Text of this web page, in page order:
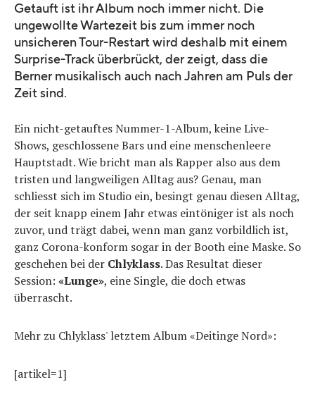
Getauft ist ihr Album noch immer nicht. Die
ungewollte Wartezeit bis zum immer noch
unsicheren Tour-Restart wird deshalb mit einem
Surprise-Track überbrückt, der zeigt, dass die
Berner musikalisch auch nach Jahren am Puls der
Zeit sind.
Ein nicht-getauftes Nummer-1-Album, keine Live-
Shows, geschlossene Bars und eine menschenleere
Hauptstadt. Wie bricht man als Rapper also aus dem
tristen und langweiligen Alltag aus? Genau, man
schliesst sich im Studio ein, besingt genau diesen Alltag,
der seit knapp einem Jahr etwas eintöniger ist als noch
zuvor, und trägt dabei, wenn man ganz vorbildlich ist,
ganz Corona-konform sogar in der Booth eine Maske. So
geschehen bei der Chlyklass. Das Resultat dieser
Session: «Lunge», eine Single, die doch etwas
überrascht.
Mehr zu Chlyklass' letztem Album «Deitinge Nord»:
[artikel=1]